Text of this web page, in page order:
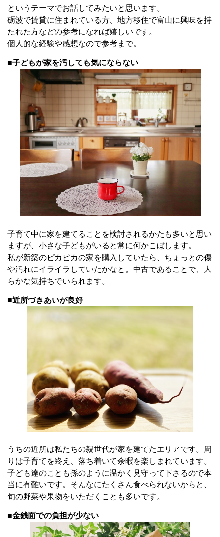
というテーマでお話してみたいと思います。
砺波で賃貸に住まれている方、地方移住で富山に興味を持
たれた方などの参考になれば嬉しいです。
個人的な経験や感想なので参考まで。
■子どもが家を汚しても気にならない
子育て中に家を建てることを検討されるかたも多いと思い
ますが、小さな子どもがいると常に何かこぼします。
私が新築のピカピカの家を購入していたら、ちょっとの傷
や汚れにイライラしていたかなと。中古であることで、大
らかな気持ちでいられます。
■近所づきあいが良好
うちの近所は私たちの親世代が家を建てたエリアです。周
りは子育てを終え、落ち着いて余暇を楽しまれています。
子ども達のことも孫のように温かく見守って下さるので本
当に有難いです。そんなにたくさん食べられないからと、
旬の野菜や果物をいただくことも多いです。
■金銭面での負担が少ない